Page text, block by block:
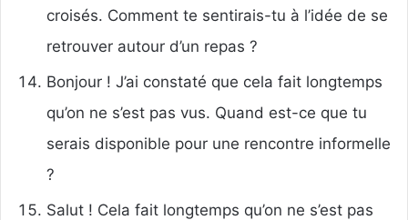
croisés. Comment te sentirais-tu à l’idée de se
retrouver autour d’un repas ?
Bonjour ! J’ai constaté que cela fait longtemps
qu’on ne s’est pas vus. Quand est-ce que tu
serais disponible pour une rencontre informelle
?
Salut ! Cela fait longtemps qu’on ne s’est pas